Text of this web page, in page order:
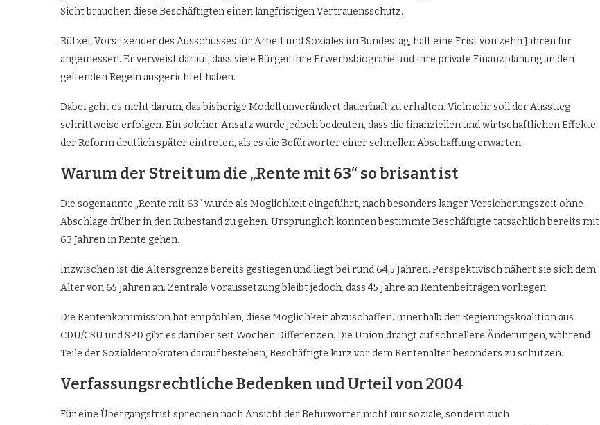
Sicht brauchen diese Beschäftigten einen langfristigen Vertrauensschutz.
Rützel, Vorsitzender des Ausschusses für Arbeit und Soziales im Bundestag, hält eine Frist von zehn Jahren für
angemessen. Er verweist darauf, dass viele Bürger ihre Erwerbsbiografie und ihre private Finanzplanung an den
geltenden Regeln ausgerichtet haben.
Dabei geht es nicht darum, das bisherige Modell unverändert dauerhaft zu erhalten. Vielmehr soll der Ausstieg
schrittweise erfolgen. Ein solcher Ansatz würde jedoch bedeuten, dass die finanziellen und wirtschaftlichen Effekte
der Reform deutlich später eintreten, als es die Befürworter einer schnellen Abschaffung erwarten.
Warum der Streit um die „Rente mit 63“ so brisant ist
Die sogenannte „Rente mit 63“ wurde als Möglichkeit eingeführt, nach besonders langer Versicherungszeit ohne
Abschläge früher in den Ruhestand zu gehen. Ursprünglich konnten bestimmte Beschäftigte tatsächlich bereits mit
63 Jahren in Rente gehen.
Inzwischen ist die Altersgrenze bereits gestiegen und liegt bei rund 64,5 Jahren. Perspektivisch nähert sie sich dem
Alter von 65 Jahren an. Zentrale Voraussetzung bleibt jedoch, dass 45 Jahre an Rentenbeiträgen vorliegen.
Die Rentenkommission hat empfohlen, diese Möglichkeit abzuschaffen. Innerhalb der Regierungskoalition aus
CDU/CSU und SPD gibt es darüber seit Wochen Differenzen. Die Union drängt auf schnellere Änderungen, während
Teile der Sozialdemokraten darauf bestehen, Beschäftigte kurz vor dem Rentenalter besonders zu schützen.
Verfassungsrechtliche Bedenken und Urteil von 2004
Für eine Übergangsfrist sprechen nach Ansicht der Befürworter nicht nur soziale, sondern auch